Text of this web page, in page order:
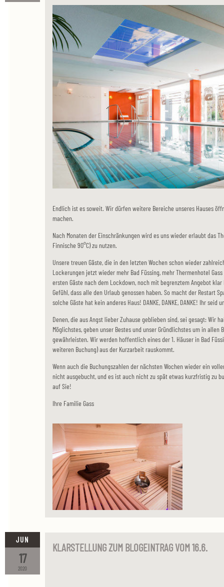
Endlich ist es soweit. Wir dürfen weitere Bereiche unseres Hauses
machen.
Nach Monaten der Einschränkungen wird es uns wieder erlaubt das
Finnische 90°C) zu nutzen.
Unsere treuen Gäste, die in den letzten Wochen schon wieder
Lockerungen jetzt wieder mehr Bad Füssing, mehr Thermenhotel
ersten Gäste nach dem Lockdown, noch mit begrenztem Angebot
Gefühl, dass alle den Urlaub genossen haben. So macht der Restart
solche Gäste hat kein anderes Haus! DANKE, DANKE, DANKE! Ihr seid
Denen, die aus Angst lieber Zuhause geblieben sind, sei gesagt: Wir
Möglichstes, geben unser Bestes und unser Gründlichstes um in allen
gewährleisten. Wir werden hoffentlich eines der 1. Häuser in Bad
weiteren Buchung) aus der Kurzarbeit rauskommt.
Wenn auch die Buchungszahlen der nächsten Wochen wieder ein
nicht ausgebucht, und es ist auch nicht zu spät etwas kurzfristig zu
auf Sie!
Ihre Familie Gass
2020
17
JUN
KLARSTELLUNG ZUM BLOGEINTRAG VOM 16.6.